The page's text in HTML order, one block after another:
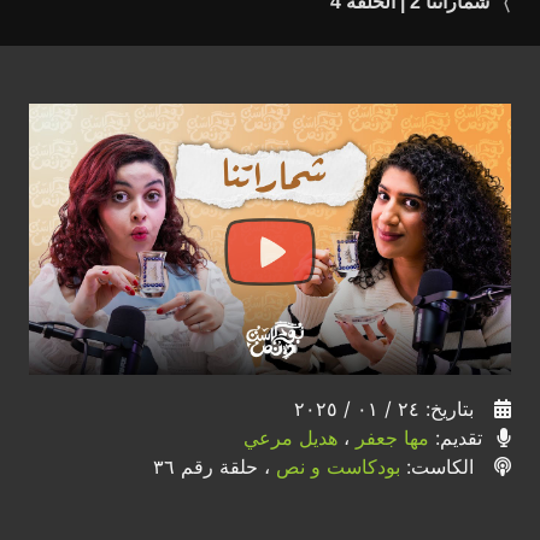
بتاريخ: ٢٤ / ٠١ / ٢٠٢٥
تقديم: مها جعفر ، هديل مرعي
الكاست: بودكاست و نص ، حلقة رقم ٣٦